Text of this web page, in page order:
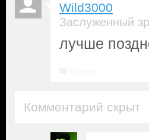
Wild3000
Заслуженный
лучше
Комментарий скрыт